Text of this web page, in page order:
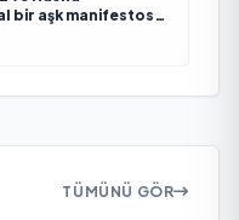
bir aşk manifestosu:
TÜMÜNÜ GÖR